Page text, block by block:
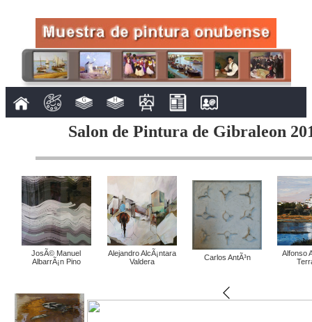
Salon de Pintura de Gibraleon
JosÃ© Manuel
AlbarrÃ¡n Pino
Alejandro AlcÃ¡ntara
Valdera
Carlos AntÃ³n
Alfonso